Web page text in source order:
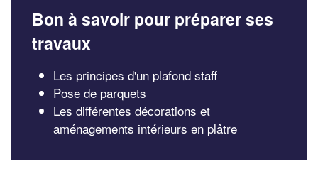
Bon à savoir pour préparer ses
travaux
Les principes d'un plafond staff
Pose de parquets
Les différentes décorations et
aménagements intérieurs en plâtre